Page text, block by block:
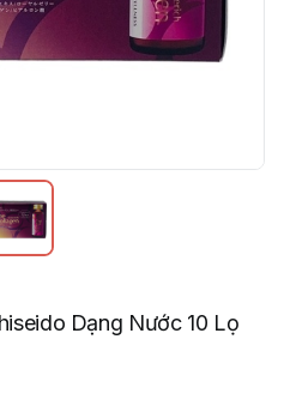
Dạng Nước 10 Lọ